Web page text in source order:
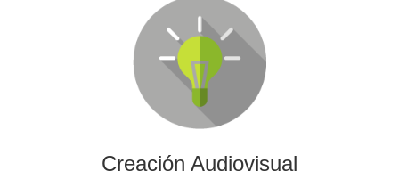
Creación Audiovisual
Creación Audiovisual
Ofrecemos soluciones creativas, de producción y edición
para cualquier tipo de contenido audiovisual: vídeos
promocionales, spots o cobertura audiovisual de eventos.